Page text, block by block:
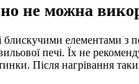
не можна
печі. Їх не
Після нагрівання